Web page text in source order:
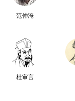
范仲淹
杜审言